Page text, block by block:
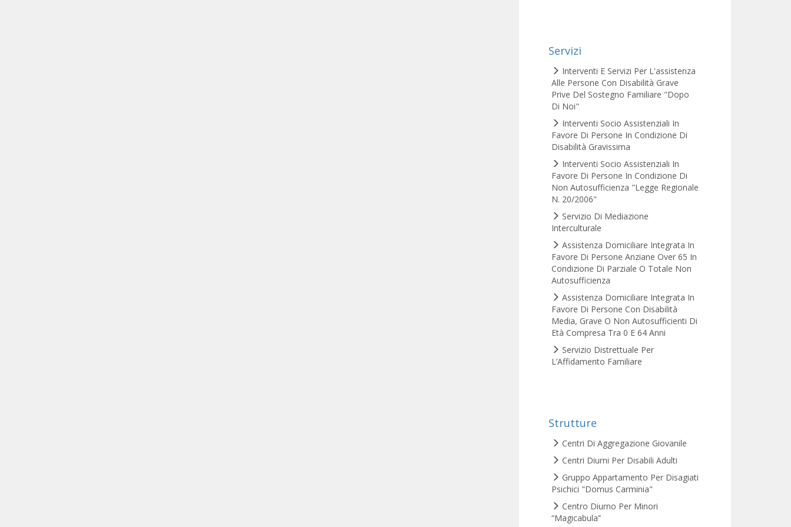
Servizi
Interventi E Servizi Per L'assistenza
Alle Persone Con Disabilità Grave
Prive Del Sostegno Familiare "Dopo
Di Noi"
Interventi Socio Assistenziali In
Favore Di Persone In Condizione Di
Disabilità Gravissima
Interventi Socio Assistenziali In
Favore Di Persone In Condizione Di
Non Autosufficienza "Legge Regionale
N. 20/2006"
Servizio Di Mediazione
Interculturale
Assistenza Domiciliare Integrata In
Favore Di Persone Anziane Over 65 In
Condizione Di Parziale O Totale Non
Autosufficienza
Assistenza Domiciliare Integrata In
Favore Di Persone Con Disabilità
Media, Grave O Non Autosufficienti Di
Età Compresa Tra 0 E 64 Anni
Servizio Distrettuale Per
L’Affidamento Familiare
Strutture
Centri Di Aggregazione Giovanile
Centri Diurni Per Disabili Adulti
Gruppo Appartamento Per Disagiati
Psichici "Domus Carminia"
Centro Diurno Per Minori
“Magicabula”